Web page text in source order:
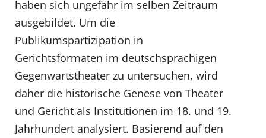
haben sich ungefähr im selben Zeitraum
ausgebildet. Um die
Publikumspartizipation in
Gerichtsformaten im deutschsprachigen
Gegenwartstheater zu untersuchen, wird
daher die historische Genese von Theater
und Gericht als Institutionen im 18. und 19.
Jahrhundert analysiert. Basierend auf den